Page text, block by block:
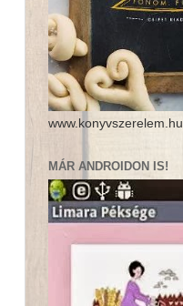
www.konyvszerelem.hu
MÁR ANDROIDON IS!